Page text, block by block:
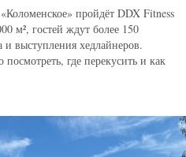
пройдёт DDX Fitness
м², гостей ждут более 150
выступления хедлайнеров.
где перекусить и как